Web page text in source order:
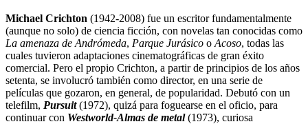
Michael Crichton (1942-2008) fue un escritor fundamentalmente
(aunque no solo) de ciencia ficción, con novelas tan conocidas como
La amenaza de Andrómeda, Parque Jurásico o Acoso, todas las
cuales tuvieron adaptaciones cinematográficas de gran éxito
comercial. Pero el propio Crichton, a partir de principios de los años
setenta, se involucró también como director, en una serie de
películas que gozaron, en general, de popularidad. Debutó con un
telefilm, Pursuit (1972), quizá para foguearse en el oficio, para
continuar con Westworld-Almas de metal(1973), curiosa